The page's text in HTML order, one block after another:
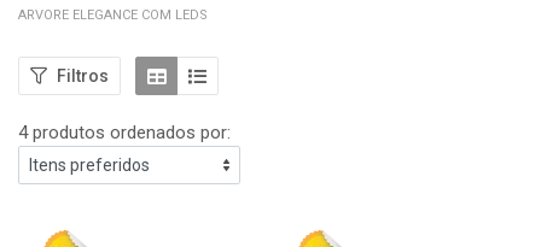
ARVORE ELEGANCE COM LEDS
Filtros
4 produtos ordenados por: